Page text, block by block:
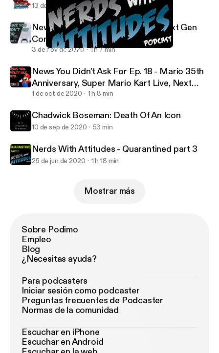
Nerds With Attitudes - Quarantined part 3
13 de nov de 2020 57 min
News You Didn't Ask For Ep. 19 - Next Gen
Console Wars.
3 de nov de 2020 1 h 7 min
News You Didn't Ask For Ep. 18 - Mario 35th
Anniversary, Super Mario Kart Live, Next
Gen systems
1 de oct de 2020 1 h 8 min
Chadwick Boseman: Death Of An Icon
10 de sep de 2020 53 min
Nerds With Attitudes - Quarantined part 3
25 de jun de 2020 1 h 18 min
Mostrar más
Sobre Podimo
Empleo
Blog
¿Necesitas ayuda?
Para podcasters
Iniciar sesión como podcaster
Preguntas frecuentes de Podcaster
Normas de la comunidad
Escuchar en iPhone
Escuchar en Android